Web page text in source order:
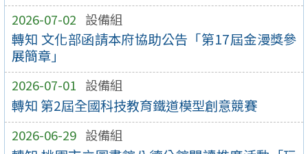
2026-07-02 設備組
轉知 文化部函請本府協助公告「第17屆金漫獎參
展簡章」
2026-07-01 設備組
轉知 第2屆全國科技教育鐵道模型創意競賽
2026-06-29 設備組